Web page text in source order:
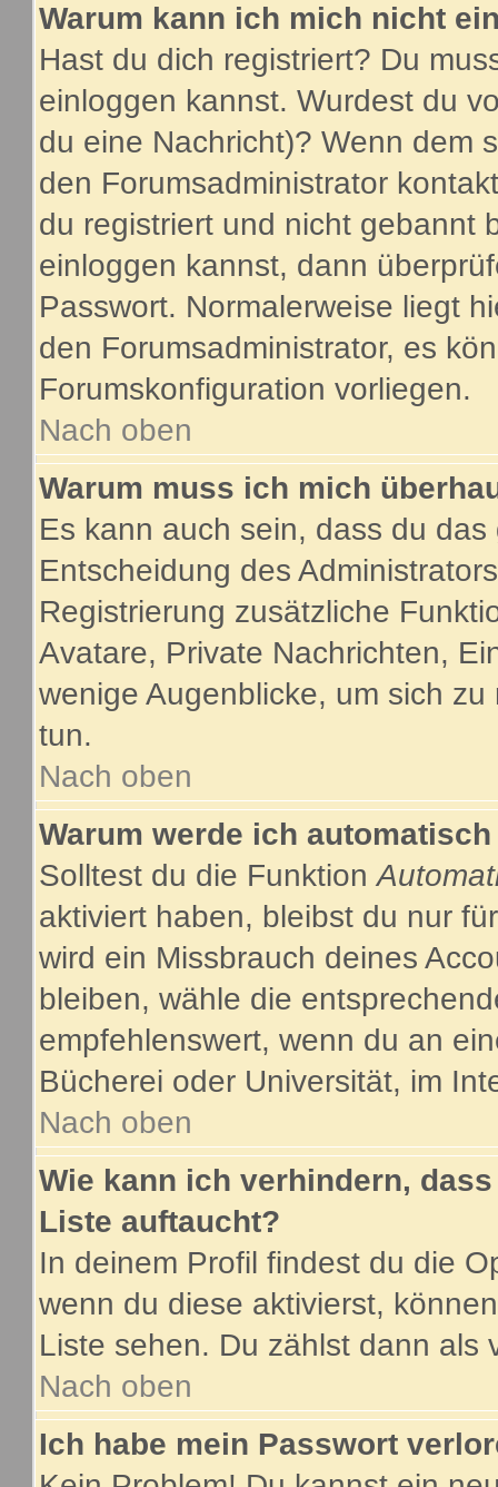
Warum kann ich mich nicht
Hast du dich registriert? Du
einloggen kannst. Wurdest du
du eine Nachricht)? Wenn dem
den Forumsadministrator
du registriert und nicht gebannt
einloggen kannst, dann
Passwort. Normalerweise liegt
den Forumsadministrator, es
Forumskonfiguration vorliegen.
Nach oben
Warum muss ich mich
Es kann auch sein, dass du
Entscheidung des
Registrierung zusätzliche
Avatare, Private Nachrichten,
wenige Augenblicke, um sich
tun.
Nach oben
Warum werde ich
Solltest du die Funktion
aktiviert haben, bleibst du nur
wird ein Missbrauch deines
bleiben, wähle die
empfehlenswert, wenn du an
Bücherei oder Universität, im
Nach oben
Wie kann ich verhindern,
Liste auftaucht?
In deinem Profil findest du die
wenn du diese aktivierst,
Liste sehen. Du zählst dann als
Nach oben
Ich habe mein Passwort